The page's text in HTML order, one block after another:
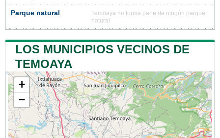
Parque natural
Temoaya no forma parte de ningún parque
natural
LOS MUNICIPIOS VECINOS DE
TEMOAYA
+
−